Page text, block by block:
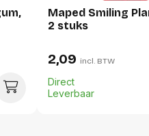
millimeter
Maped Smiling
2 stuks
2,09 incl. BTW
Direct
Leverbaar